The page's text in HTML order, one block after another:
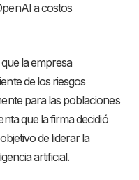
a costos
la empresa
de los riesgos
para las poblaciones
que la firma decidió
de liderar la
artificial.